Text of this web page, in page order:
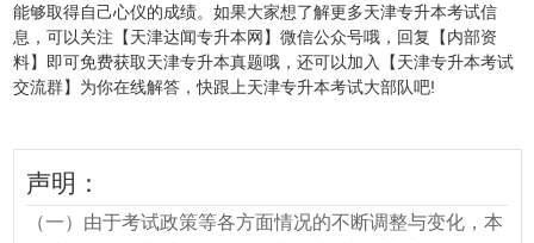
能够取得自己心仪的成绩。如果大家想了解更多天津专升本考试信
息，可以关注【天津达闻专升本网】微信公众号哦，回复【内部资
料】即可免费获取天津专升本真题哦，还可以加入【天津专升本考试
交流群】为你在线解答，快跟上天津专升本考试大部队吧!
声明：
（一）由于考试政策等各方面情况的不断调整与变化，本